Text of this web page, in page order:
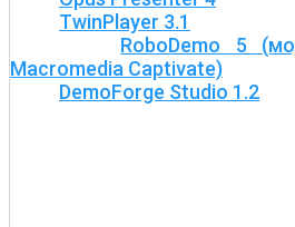
TwinPlayer 3.1
RoboDemo 5
Macromedia Captivate)
DemoForge Studio 1.2